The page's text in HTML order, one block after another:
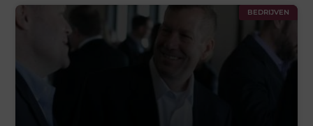
BEDRIJVEN